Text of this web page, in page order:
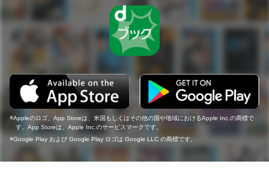
Appleのロゴ、App Storeは、米国もしくはその他の国や地域におけるApple Inc.の商標で
す。App Storeは、Apple Inc.のサービスマークです。
Google Play および Google Play ロゴは Google LLC の商標です。